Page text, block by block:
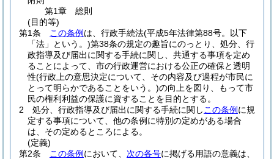
第1章
総則
(目的等)
第1条
この条例 は、行政手続法(平成5年法律第88号。以下
「法」という。)第38条の規定の趣旨にのっとり、処分、行
政指導及び届出に関する手続に関し、共通する事項を定め
ることによって、市の行政運営における公正の確保と透明
性(行政上の意思決定について、その内容及び過程が市民に
とって明らかであることをいう。)の向上を図り、もって市
民の権利利益の保護に資することを目的とする。
2
処分、行政指導及び届出に関する手続に関し この条例 に規
定する事項について、他の条例に特別の定めがある場合
は、その定めるところによる。
(定義)
第2条
この条例 において、 次の各号に掲げる用語の意義は、